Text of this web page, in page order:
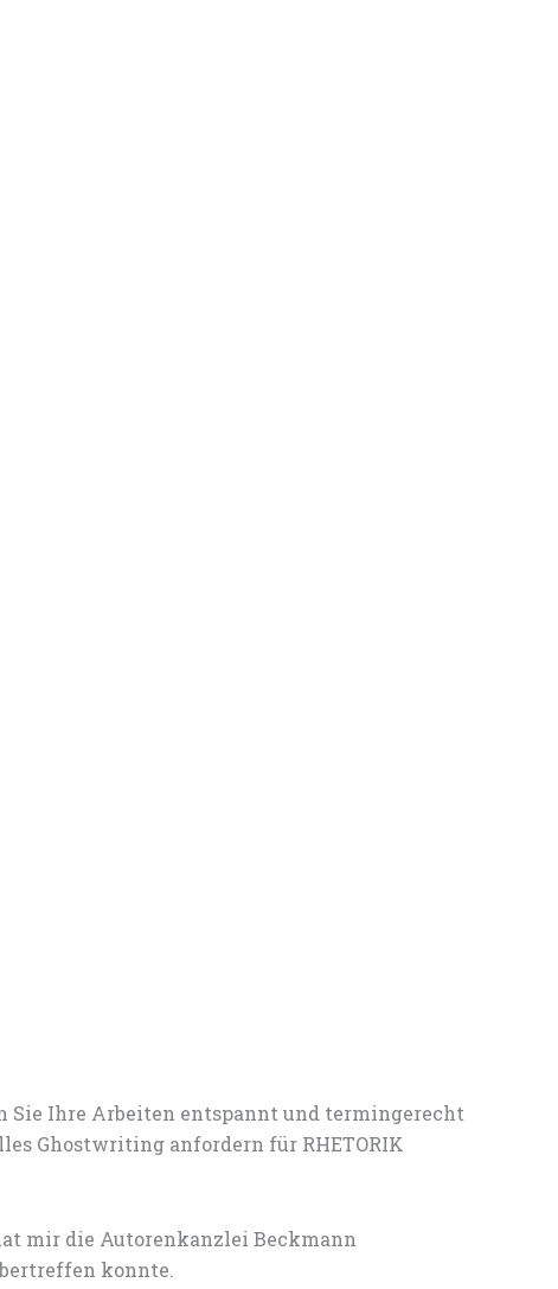
Sie Ihre Arbeiten entspannt und termingerecht
Ghostwriting anfordern für RHETORIK
mir die Autorenkanzlei Beckmann
konnte.